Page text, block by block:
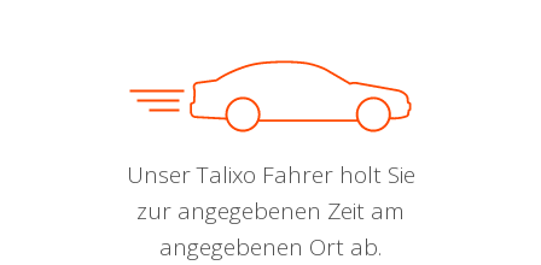
Unser Talixo Fahrer holt Sie
zur angegebenen Zeit am
angegebenen Ort ab.